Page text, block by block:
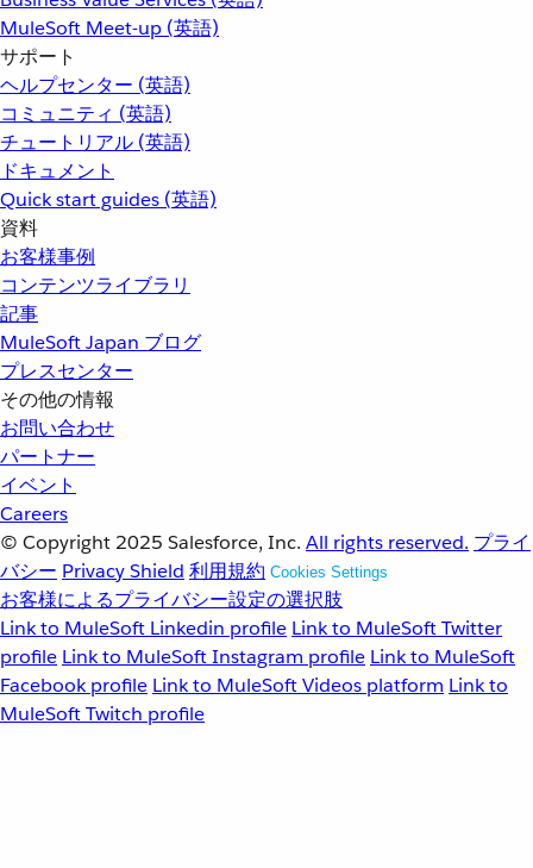
MuleSoft Meet-up (英語)
サポート
ヘルプセンター (英語)
コミュニティ (英語)
チュートリアル (英語)
ドキュメント
Quick start guides (英語)
資料
お客様事例
コンテンツライブラリ
記事
MuleSoft Japan ブログ
プレスセンター
その他の情報
お問い合わせ
パートナー
イベント
Careers
© Copyright 2025 Salesforce, Inc. All rights reserved. プライ
バシー Privacy Shield 利用規約 Cookies Settings
お客様によるプライバシー設定の選択肢
Link to MuleSoft Linkedin profile Link to MuleSoft Twitter
profile Link to MuleSoft Instagram profile Link to MuleSoft
Facebook profile Link to MuleSoft Videos platform Link to
MuleSoft Twitch profile